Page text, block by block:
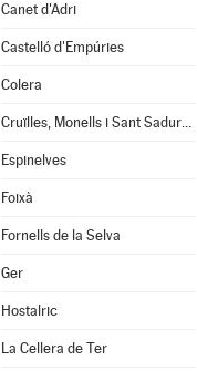
Canet d'Adri
Castelló d'Empúries
Colera
Cruïlles, Monells i Sant Sadurní de l'Heura
Espinelves
Foixà
Fornells de la Selva
Ger
Hostalric
La Cellera de Ter